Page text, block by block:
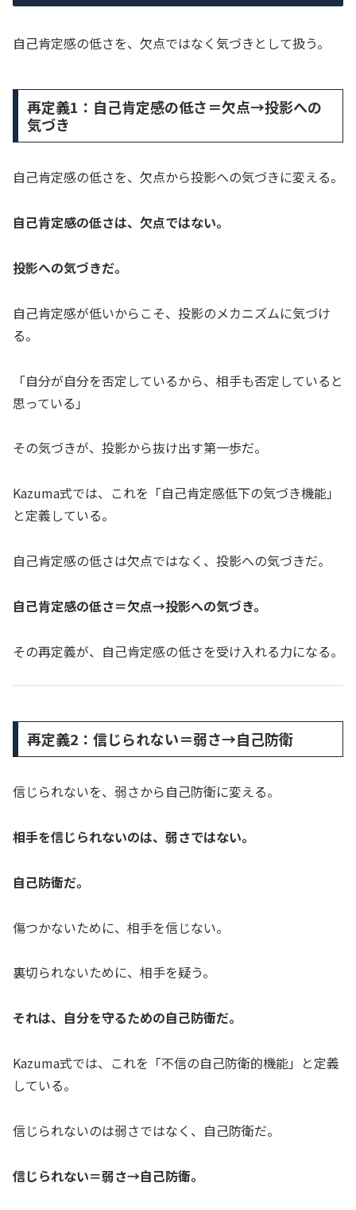
自己肯定感の低さを、欠点ではなく気づきとして扱う。
再定義1：自己肯定感の低さ＝欠点→投影への
気づき
自己肯定感の低さを、欠点から投影への気づきに変える。
自己肯定感の低さは、欠点ではない。
投影への気づきだ。
自己肯定感が低いからこそ、投影のメカニズムに気づけ
る。
「自分が自分を否定しているから、相手も否定していると
思っている」
その気づきが、投影から抜け出す第一歩だ。
Kazuma式では、これを「自己肯定感低下の気づき機能」
と定義している。
自己肯定感の低さは欠点ではなく、投影への気づきだ。
自己肯定感の低さ＝欠点→投影への気づき。
その再定義が、自己肯定感の低さを受け入れる力になる。
再定義2：信じられない＝弱さ→自己防衛
信じられないを、弱さから自己防衛に変える。
相手を信じられないのは、弱さではない。
自己防衛だ。
傷つかないために、相手を信じない。
裏切られないために、相手を疑う。
それは、自分を守るための自己防衛だ。
Kazuma式では、これを「不信の自己防衛的機能」と定義
している。
信じられないのは弱さではなく、自己防衛だ。
信じられない＝弱さ→自己防衛。